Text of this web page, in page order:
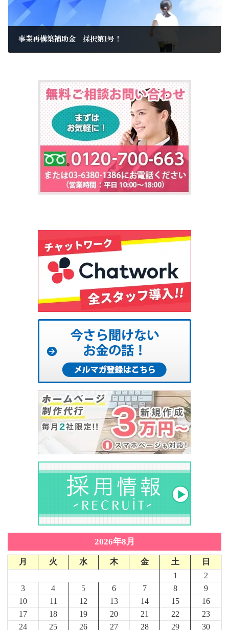
事業再構築補助金 採択第1号！
2026年8月
月 火 水 木 金 土
日
1
2
3
4 5 6 7 8
9
10
11 12 13 14 15
16
17
18 19 20 21 22
23
24
25 26 27 28 29
30